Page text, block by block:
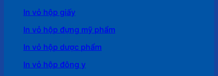
In vỏ hộp giấy
In vỏ hộp đựng mỹ phẩm
In vỏ hộp dược phẩm
In vỏ hộp đông y